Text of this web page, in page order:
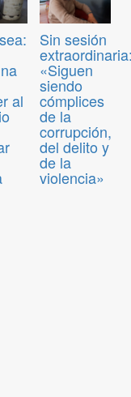
al
Sin sesión
«Siguen
siendo
cómplices
de la
corrupción,
del delito y
de la
violencia»